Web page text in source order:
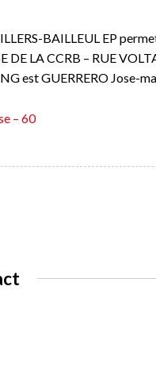
BAILLEUL EP
DE LA CCRB – RUE
est GUERRERO Jose-
– 60